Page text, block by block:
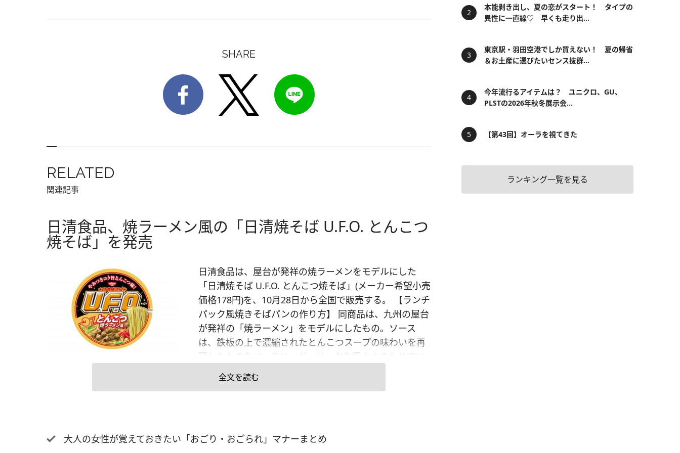
SHARE
RELATED
関連記事
日清食品、焼ラーメン風の「日清焼そば U.F.O. とんこつ
焼そば」を発売
日清食品は、屋台が発祥の焼ラーメンをモデルにした
「日清焼そば U.F.O. とんこつ焼そば」(メーカー希望小売
価格178円)を、10月28日から全国で販売する。 【ランチ
パック風焼きそばパンの作り方】 同商品は、九州の屋台
が発祥の「焼ラーメン」をモデルにしたもの。ソース
は、鉄板の上で濃縮されたとんこつスープの味わいを再
現したものをベースに、ガーリックを程よくきかせてい
るという。 また、麺にはとんこつ味との相性を考えた細
めを使用し、ダイスミンチ、キャベツの具材のほか、別
全文を読む
大人の女性が覚えておきたい「おごり・おごられ」マナーまとめ
本能剥き出し、夏の恋がスタート！ タイプの
異性に一直線♡ 早くも走り出...
東京駅・羽田空港でしか買えない！ 夏の帰省
＆お土産に選びたいセンス抜群...
今年流行るアイテムは？ ユニクロ、GU、
PLSTの2026年秋冬展示会...
【第43回】オーラを視てきた
ランキング一覧を見る